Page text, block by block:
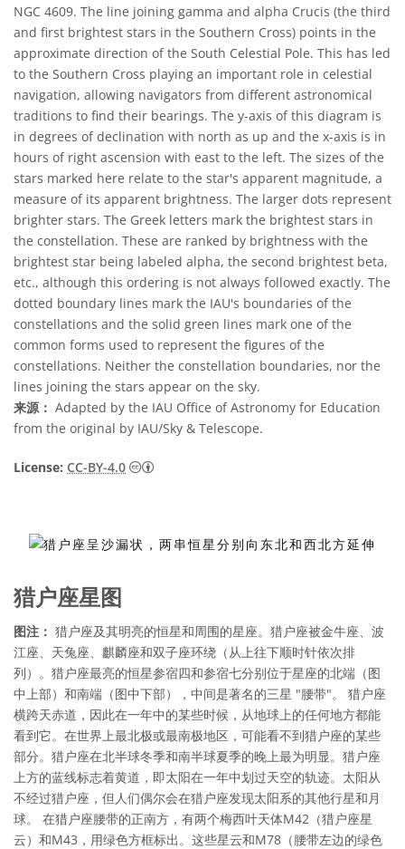
NGC 4609. The line joining gamma and alpha Crucis (the third
and first brightest stars in the Southern Cross) points in the
approximate direction of the South Celestial Pole. This has led
to the Southern Cross playing an important role in celestial
navigation, allowing navigators from different astronomical
traditions to find their bearings. The y-axis of this diagram is
in degrees of declination with north as up and the x-axis is in
hours of right ascension with east to the left. The sizes of the
stars marked here relate to the star's apparent magnitude, a
measure of its apparent brightness. The larger dots represent
brighter stars. The Greek letters mark the brightest stars in
the constellation. These are ranked by brightness with the
brightest star being labeled alpha, the second brightest beta,
etc., although this ordering is not always followed exactly. The
dotted boundary lines mark the IAU's boundaries of the
constellations and the solid green lines mark one of the
common forms used to represent the figures of the
constellations. Neither the constellation boundaries, nor the
lines joining the stars appear on the sky.
来源： Adapted by the IAU Office of Astronomy for Education
from the original by IAU/Sky & Telescope.
License: CC-BY-4.0 知识共享许可协议 署名 4.0 国际 (CC BY
猎户座星图
图注： 猎户座及其明亮的恒星和周围的星座。猎户座被金牛座、波
江座、天兔座、麒麟座和双子座环绕（从上往下顺时针依次排
列）。猎户座最亮的恒星参宿四和参宿七分别位于星座的北端（图
中上部）和南端（图中下部），中间是著名的三星 "腰带"。 猎户座
横跨天赤道，因此在一年中的某些时候，从地球上的任何地方都能
看到它。在世界上最北极或最南极地区，可能看不到猎户座的某些
部分。猎户座在北半球冬季和南半球夏季的晚上最为明显。猎户座
上方的蓝线标志着黄道，即太阳在一年中划过天空的轨迹。太阳从
不经过猎户座，但人们偶尔会在猎户座发现太阳系的其他行星和月
球。 在猎户座腰带的正南方，有两个梅西叶天体M42（猎户座星
云）和M43，用绿色方框标出。这些星云和M78（腰带左边的绿色